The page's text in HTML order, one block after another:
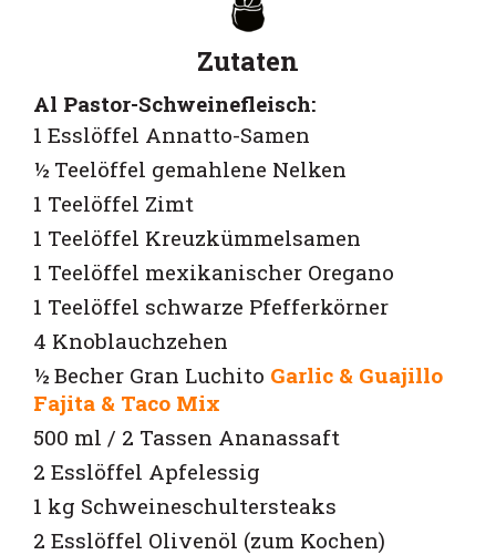
Zutaten
Al Pastor-Schweinefleisch:
1 Esslöffel Annatto-Samen
½ Teelöffel gemahlene Nelken
1 Teelöffel Zimt
1 Teelöffel Kreuzkümmelsamen
1 Teelöffel mexikanischer Oregano
1 Teelöffel schwarze Pfefferkörner
4 Knoblauchzehen
½ Becher Gran Luchito Garlic & Guajillo
Fajita & Taco Mix
500 ml / 2 Tassen Ananassaft
2 Esslöffel Apfelessig
1 kg Schweineschultersteaks
2 Esslöffel Olivenöl (zum Kochen)